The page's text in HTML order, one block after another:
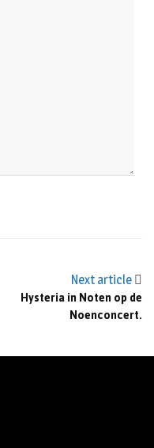
Next article
Hysteria in Noten op de
Noenconcert.